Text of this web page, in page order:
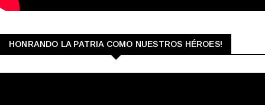
HONRANDO LA PATRIA COMO NUESTROS HÉROES!